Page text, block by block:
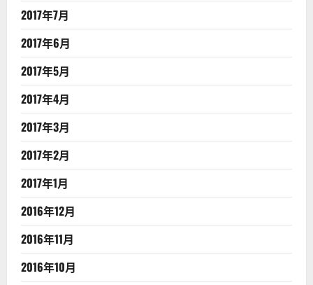
2017年7月
2017年6月
2017年5月
2017年4月
2017年3月
2017年2月
2017年1月
2016年12月
2016年11月
2016年10月